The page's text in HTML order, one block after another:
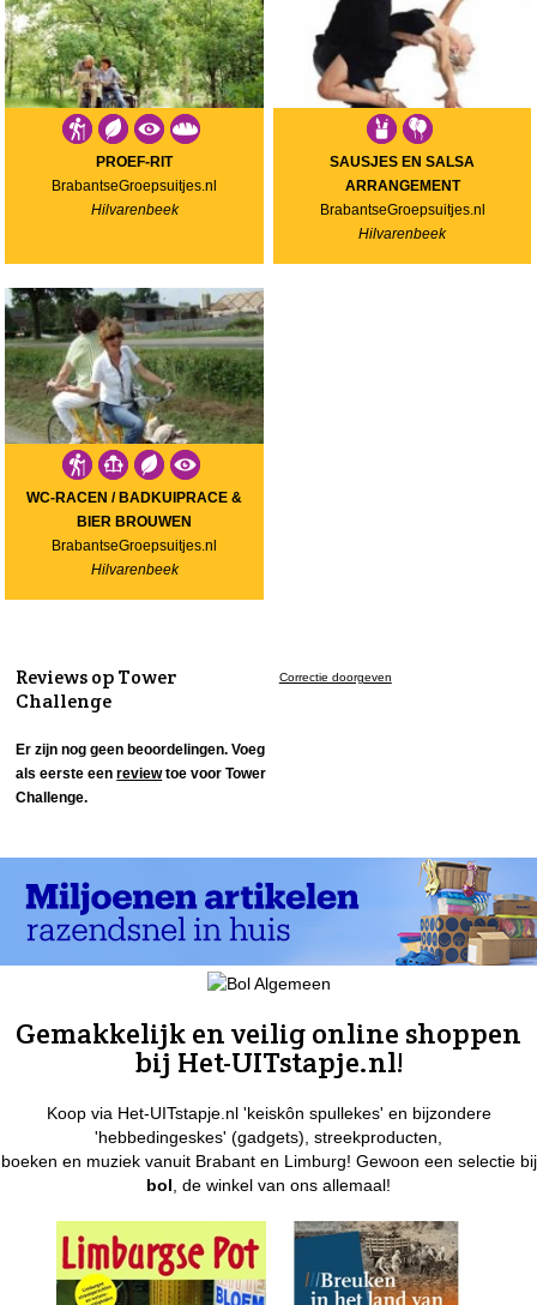
PROEF-RIT
BrabantseGroepsuitjes.nl
Hilvarenbeek
SAUSJES EN SALSA
ARRANGEMENT
BrabantseGroepsuitjes.nl
Hilvarenbeek
WC-RACEN / BADKUIPRACE &
BIER BROUWEN
BrabantseGroepsuitjes.nl
Hilvarenbeek
Reviews op Tower
Challenge
Er zijn nog geen beoordelingen. Voeg
als eerste eenreviewtoe voor Tower
Challenge.
Correctie doorgeven
Gemakkelijk en veilig online shoppen
bij Het-UITstapje.nl!
Koop via Het-UITstapje.nl 'keiskôn spullekes' en bijzondere
'hebbedingeskes' (gadgets), streekproducten,
boeken en muziek vanuit Brabant en Limburg! Gewoon een selectie bij
bol , de winkel van ons allemaal!